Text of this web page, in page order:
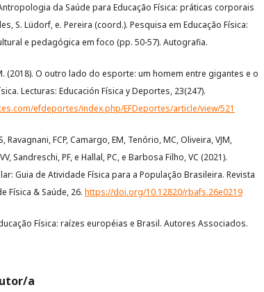
Antropologia da Saúde para Educação Física: práticas corporais
S. Lüdorf, e. Pereira (coord.). Pesquisa em Educação Física:
e pedagógica em foco (pp. 50-57). Autografia.
(2018). O outro lado do esporte: um homem entre gigantes e o
Lecturas: Educación Física y Deportes, 23(247).
efdeportes/index.php/EFDeportes/article/view/521
Ravagnani, FCP, Camargo, EM, Tenório, MC, Oliveira, VJM,
Sandreschi, PF, e Hallal, PC, e Barbosa Filho, VC (2021).
Guia de Atividade Física para a População Brasileira. Revista
Física & Saúde, 26. https://doi.org/10.12820/rbafs.26e0219
Física: raízes européias e Brasil. Autores Associados.
a